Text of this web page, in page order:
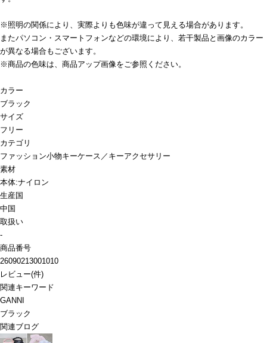
※照明の関係により、実際よりも色味が違って見える場合があります。
またパソコン・スマートフォンなどの環境により、若干製品と画像のカラー
が異なる場合もございます。
※商品の色味は、商品アップ画像をご参照ください。
カラー
ブラック
サイズ
フリー
カテゴリ
ファッション小物キーケース／キーアクセサリー
素材
本体:ナイロン
生産国
中国
取扱い
-
商品番号
26090213001010
レビュー(件)
関連キーワード
GANNI
ブラック
関連ブログ